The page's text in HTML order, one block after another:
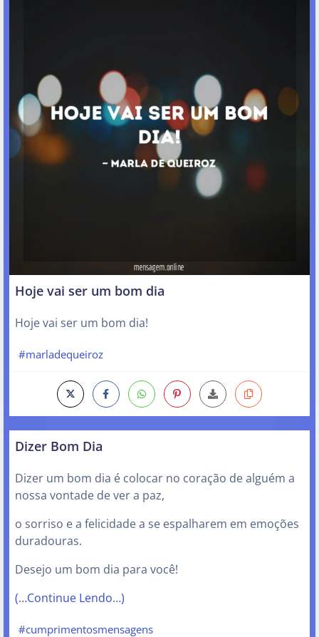
Hoje vai ser um bom dia
Hoje vai ser um bom dia!
#marladequeiroz
Dizer Bom Dia
Dizer um bom dia é colocar no coração de alguém a
nossa vontade de ver a paz,
o sorriso e a felicidade a se espalharem em emoções
duradouras.
Desejo um bom dia para você!
(…Continue Lendo…)
#cumprimentosmensagens